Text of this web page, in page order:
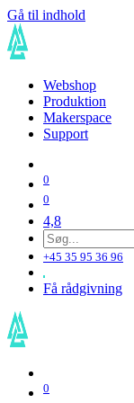
Gå til indhold
Webshop
Produktion
Makerspace
Support
0
0
4,8
+45 35 95 36 96
Få rådgivning
0